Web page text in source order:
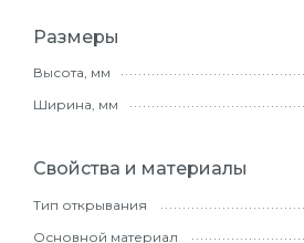
Размеры
Высота, мм
Ширина, мм
Свойства и материалы
Тип открывания
Основной материал